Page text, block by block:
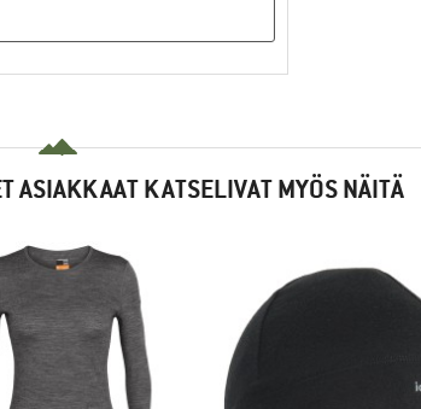
ASIAKKAAT KATSELIVAT MYÖS NÄITÄ